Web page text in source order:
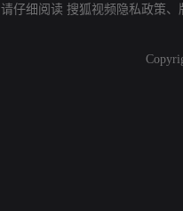
请仔细阅读 搜狐视频隐私政策、